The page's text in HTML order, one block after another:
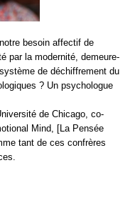
besoin affectif de
par la modernité, demeure-
de déchiffrement du
? Un psychologue
de Chicago, co-
Mind, [La Pensée
tant de ces confrères